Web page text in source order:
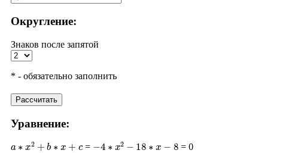
Округление:
Знаков после запятой
* - обязательно заполнить
Рассчитать
Уравнение:
2 b ∗ = 4∗ 2− 18 ∗ = 0